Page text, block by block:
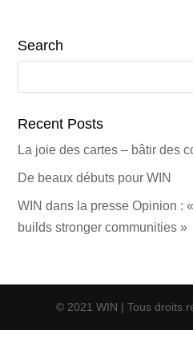
Search
Search
Recent Posts
La joie des cartes – bâtir des
De beaux débuts pour WIN
WIN dans la presse Opinion :
builds stronger communities »
© 2021 WIN | Tous droits